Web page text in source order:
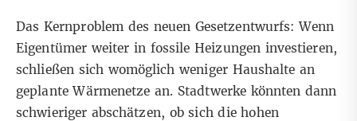
Das Kernproblem des neuen Gesetzentwurfs: Wenn
Eigentümer weiter in fossile Heizungen investieren,
schließen sich womöglich weniger Haushalte an
geplante Wärmenetze an. Stadtwerke könnten dann
schwieriger abschätzen, ob sich die hohen